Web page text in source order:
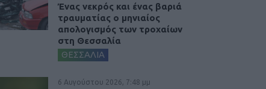
Ένας νεκρός και ένας βαριά
τραυματίας ο μηνιαίος
απολογισμός των τροχαίων
στη Θεσσαλία
ΘΕΣΣΑΛΙΑ
6 Αυγούστου 2026, 7:48 μμ